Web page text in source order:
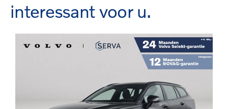
interessant voor u.